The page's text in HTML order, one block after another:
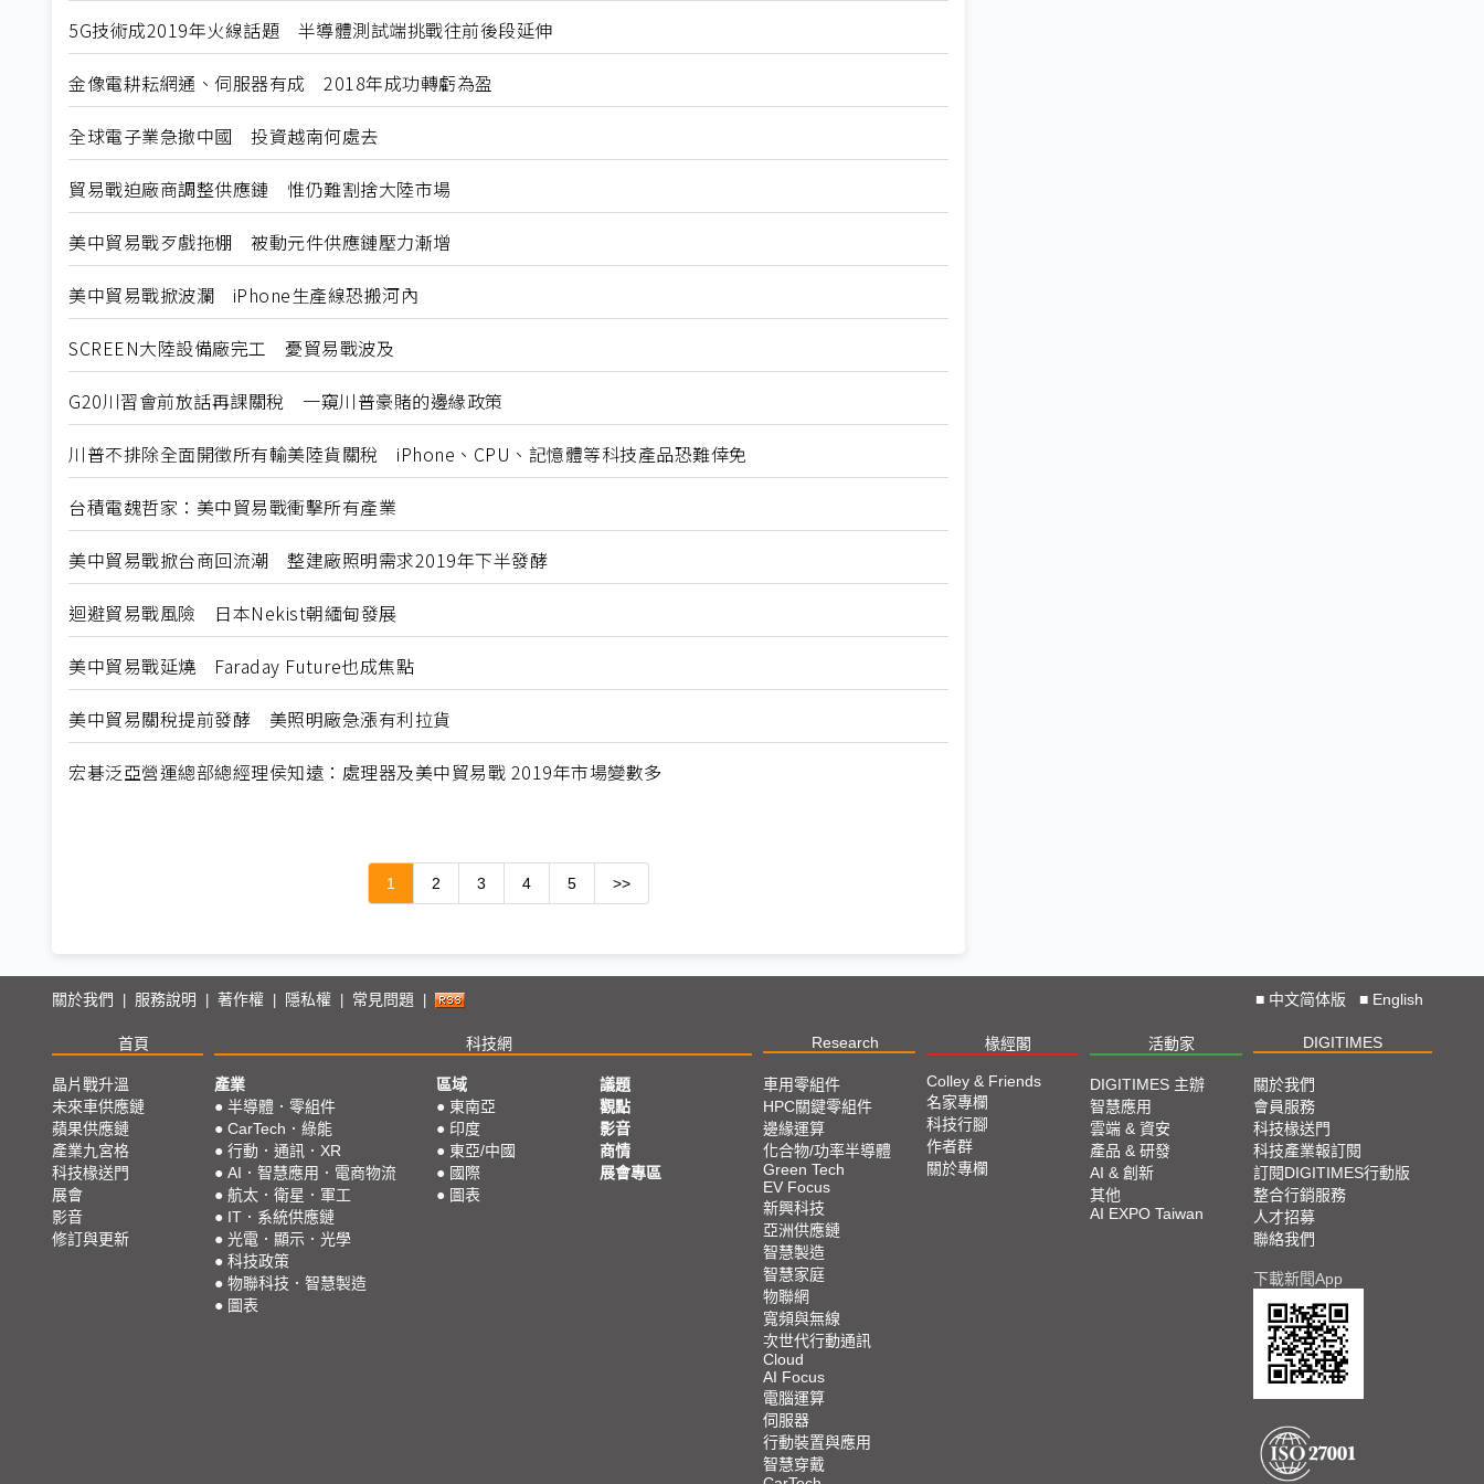
5G技術成2019年火線話題 半導體測試端挑戰往前後段延伸
金像電耕耘網通、伺服器有成 2018年成功轉虧為盈
全球電子業急撤中國 投資越南何處去
貿易戰迫廠商調整供應鏈 惟仍難割捨大陸市場
美中貿易戰歹戲拖棚 被動元件供應鏈壓力漸增
美中貿易戰掀波瀾 iPhone生產線恐搬河內
SCREEN大陸設備廠完工 憂貿易戰波及
G20川習會前放話再課關稅 一窺川普豪賭的邊緣政策
川普不排除全面開徵所有輸美陸貨關稅 iPhone、CPU、記憶體等科技產品恐難倖免
台積電魏哲家：美中貿易戰衝擊所有產業
美中貿易戰掀台商回流潮 整建廠照明需求2019年下半發酵
迴避貿易戰風險 日本Nekist朝緬甸發展
美中貿易戰延燒 Faraday Future也成焦點
美中貿易關稅提前發酵 美照明廠急漲有利拉貨
宏碁泛亞營運總部總經理侯知遠：處理器及美中貿易戰 2019年市場變數多
1 2 3 4 5 >>
關於我們 服務說明 著作權 隱私權 常見問題 ■ 中文简体版 ■ English
首頁 科技網 Research 椽經閣 活動家 DIGITIMES
晶片戰升溫
未來車供應鏈
蘋果供應鏈
產業九宮格
科技椽送門
展會
影音
修訂與更新
產業
● 半導體．零組件
● CarTech．綠能
● 行動．通訊．XR
● AI．智慧應用．電商物流
● 航太．衛星．軍工
● IT．系統供應鏈
● 光電．顯示．光學
● 科技政策
● 物聯科技．智慧製造
● 圖表
區域
● 東南亞
● 印度
● 東亞/中國
● 國際
● 圖表
議題
觀點
影音
商情
展會專區
車用零組件
HPC關鍵零組件
邊緣運算
化合物/功率半導體
Green Tech
EV Focus
新興科技
亞洲供應鏈
智慧製造
智慧家庭
物聯網
寬頻與無線
次世代行動通訊
Cloud
AI Focus
電腦運算
伺服器
行動裝置與應用
智慧穿戴
Colley & Friends
名家專欄
科技行腳
作者群
關於專欄
DIGITIMES 主辦
智慧應用
雲端 & 資安
產品 & 研發
AI & 創新
其他
AI EXPO Taiwan
關於我們
會員服務
科技椽送門
科技產業報訂閱
訂閱DIGITIMES行動版
整合行銷服務
人才招募
聯絡我們
下載新聞App